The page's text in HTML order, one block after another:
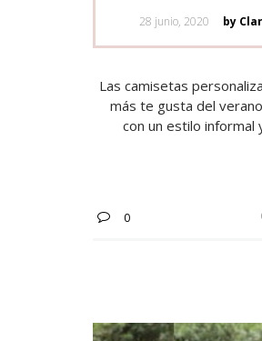
Posted
28 junio, 2020 by
Las camisetas
más te gusta del
con un estilo informal
0